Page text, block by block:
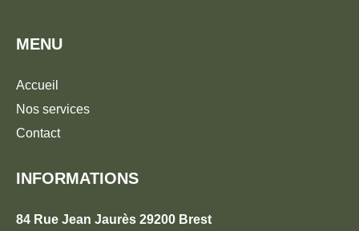
MENU
Accueil
Nos services
Contact
INFORMATIONS
84 Rue Jean Jaurès 29200 Brest